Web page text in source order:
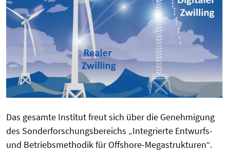
Das gesamte Institut freut sich über die Genehmigung
des Sonderforschungsbereichs „Integrierte Entwurfs-
und Betriebsmethodik für Offshore-Megastrukturen“.